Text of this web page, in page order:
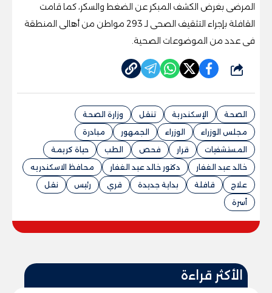
المرضى بغرض الكشف المبكر عن الضغط والسكر، كما قامت
القافلة بإجراء التثقيف الصحى لـ 293 مواطن من أهالى المنطقة
فى عدد من الموضوعات الصحية.
شارك
الصحة الإسكندرية تنقل
وزارة الصحة
مجلس الوزراء
الوزراء الجمهور
مبادرة
المستشفيات
قرار فحص الطب
حياة كريمة
خالد عبد الغفار
دكتور خالد عبد الغفار
محافظ الاسكندريه
علاج
قافلة بداية جديدة قري رئيس
نقل
أسرة
الأكثر قراءة